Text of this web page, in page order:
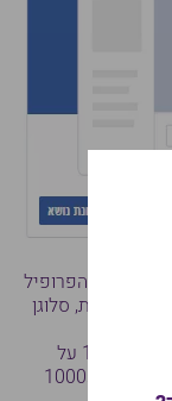
לתמונת הפרופיל
של הצוות, סלוגן
העסק.
טיפ: הגודל המינימלי לתמונת הפרופיל בפייסבוק הוא 180 על
180 פיקסל. מומלץ להעלות תמונה מרובעת בגודל 1000×1000